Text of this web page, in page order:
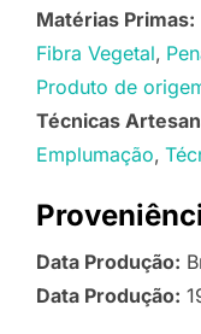
Matérias Primas:
Fibra Vegetal
Produto de
Técnicas
Emplumação
Data Produção:
Data Produção: